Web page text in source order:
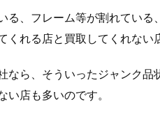
、フレーム等が割れている
れる店と買取してくれない
なら、そういったジャンク品
店も多いのです。